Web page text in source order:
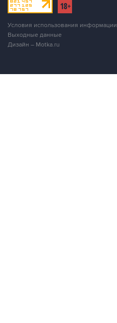
Условия использования информации
Выходные данные
Дизайн – Motka.ru